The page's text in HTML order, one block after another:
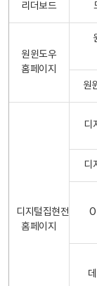
리더보드
원윈도우
홈페이지
원
디지털집현전
홈페이지
디
디